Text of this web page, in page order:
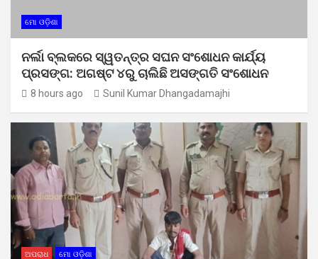
ମୋ ଓଡ଼ିଶା
ନର୍ଲା ବ୍ଲକରେ ସ୍ୱତନ୍ତ୍ର ସଘନ ସଂଶୋଧନ କାର୍ଯ୍ୟ
ପ୍ରସଙ୍ଗ: ଅଗଷ୍ଟ ୪ରୁ ଚାଲିଛି ଅସଙ୍ଗତି ସଂଶୋଧନ
8 hours ago Sunil Kumar Dhangadamajhi
ଅପରାଧ ମୋ ଓଡ଼ିଶା